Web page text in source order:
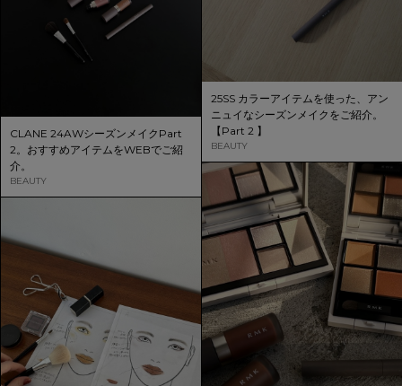
25SS カラーアイテムを使った、アン
ニュイなシーズンメイクをご紹介。
【Part 2 】
BEAUTY
CLANE 24AWシーズンメイクPart
2。おすすめアイテムをWEBでご紹
介。
BEAUTY